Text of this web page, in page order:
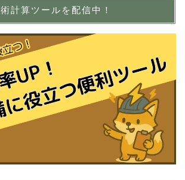
計算ツールを配信中！